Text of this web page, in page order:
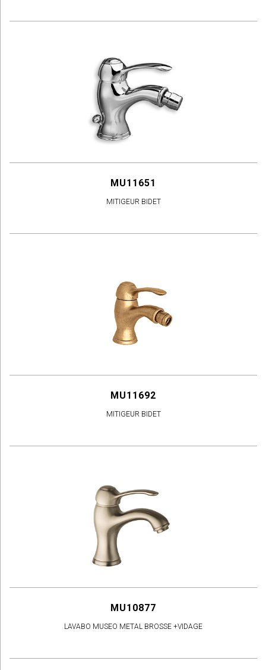
MU11651
MITIGEUR BIDET
MU11692
MITIGEUR BIDET
MU10877
LAVABO MUSEO METAL BROSSE +VIDAGE